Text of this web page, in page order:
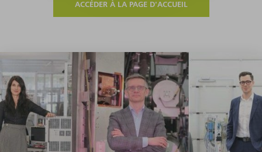
ACCÉDER À LA PAGE D'ACCUEIL